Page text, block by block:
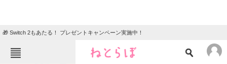
🎁 Switch 2もあたる！ プレゼントキャンペーン実施中！